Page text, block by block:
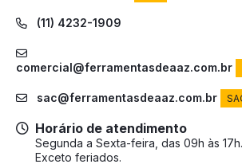
(11) 4232-1909
comercial@ferramentasdeaaz.com.br
sac@ferramentasdeaaz.com.br
Horário de atendimento
Segunda a Sexta-feira, das 09h às 17h.
Exceto feriados.